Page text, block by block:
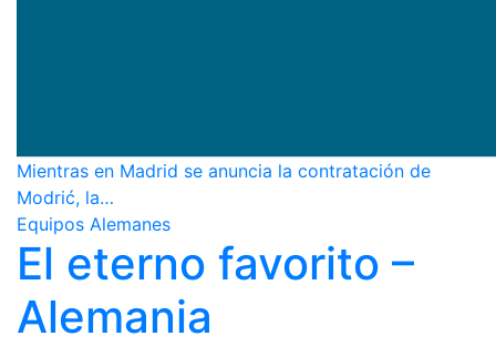
Mientras en Madrid se anuncia la contratación de
Modrić, la…
Equipos Alemanes
El eterno favorito –
Alemania